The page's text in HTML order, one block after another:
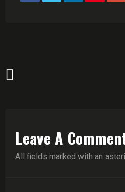
Leave A
All fields marked with an